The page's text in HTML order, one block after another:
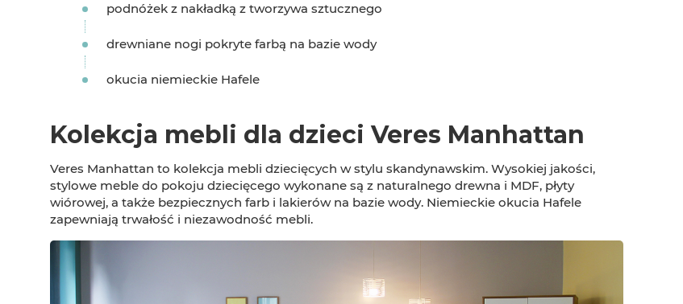
podnóżek z nakładką z tworzywa sztucznego
drewniane nogi pokryte farbą na bazie wody
okucia niemieckie Hafele
Kolekcja mebli dla dzieci Veres Manhattan
Veres Manhattan to kolekcja mebli dziecięcych w stylu skandynawskim. Wysokiej jakości,
stylowe meble do pokoju dziecięcego wykonane są z naturalnego drewna i MDF, płyty
wiórowej, a także bezpiecznych farb i lakierów na bazie wody. Niemieckie okucia Hafele
zapewniają trwałość i niezawodność mebli.